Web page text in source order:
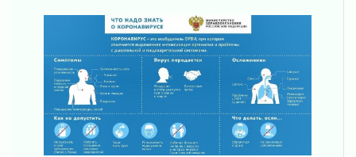
Генеральная репетиция векового юбилея
31 июля 2026
Открытое сердце и стремление делать добро
31 июля 2026
Давайте разберемся!
30 июля 2026